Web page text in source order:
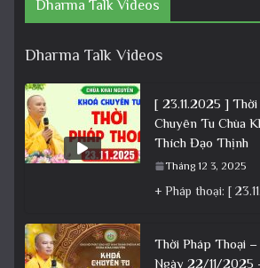
Dharma Talk Videos
Dharma Talk Videos
[ 23.11.2025 ]
Chuyên Tu Chùa
Thích Đạo Thịnh
Tháng 12 3, 2025
Thời Pháp Thoại
Ngày 22/11/2025